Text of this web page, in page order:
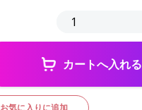
カートへ入れる
お気に入りに追加